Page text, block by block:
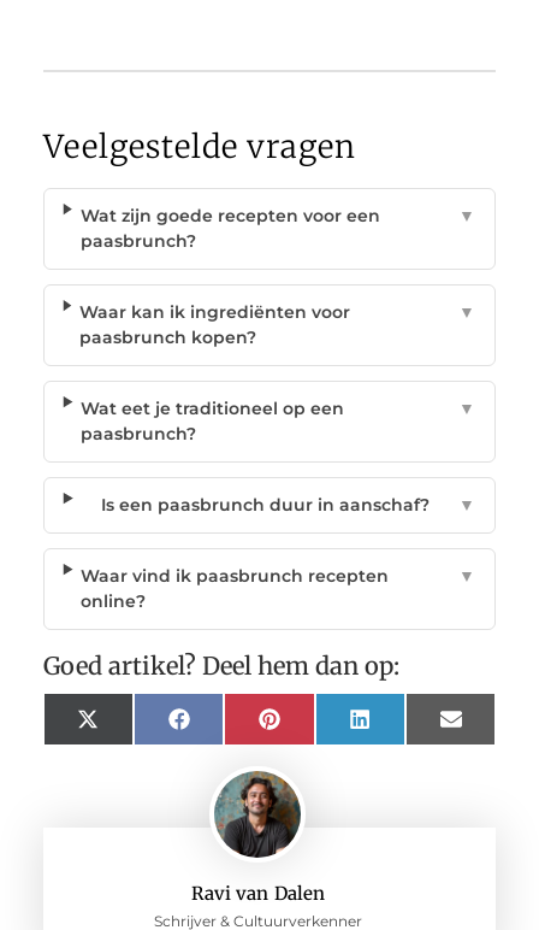
Ravi van Dalen
Schrijver & Cultuurverkenner
Veelgestelde vragen
Wat zijn goede recepten voor een
paasbrunch?
▼
Waar kan ik ingrediënten voor
paasbrunch kopen?
▼
Wat eet je traditioneel op een
paasbrunch?
▼
Is een paasbrunch duur in aanschaf? ▼
Waar vind ik paasbrunch recepten
online?
▼
Goed artikel? Deel hem dan op:
X
(Twitter)
FacebookPinterest LinkedIn Email